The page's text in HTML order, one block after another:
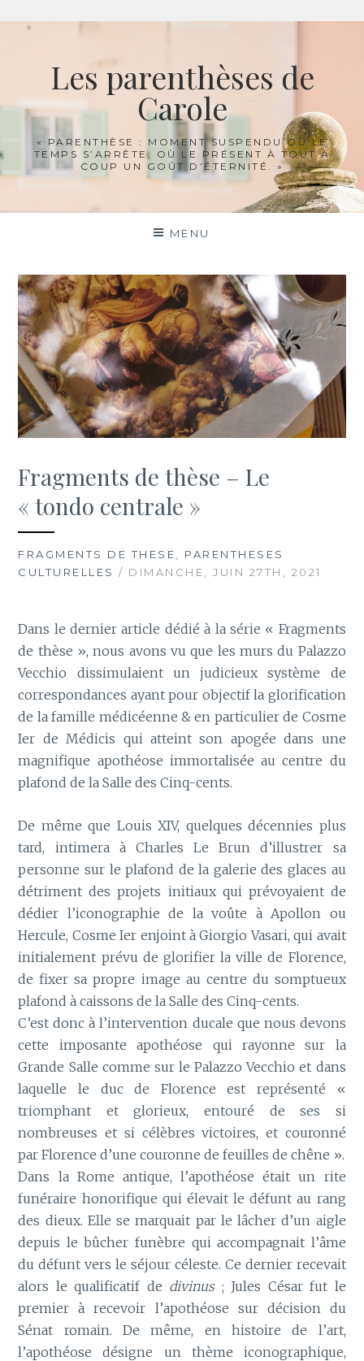
Aller
Les parenthèses de
Carole
« PARENTHÈSE : MOMENT SUSPENDU OÙ LE
TEMPS S’ARRÊTE, OÙ LE PRÉSENT À TOUT À
COUP UN GOÛT D’ÉTERNITÉ. »
MENU
Fragments de thèse – Le
« tondo centrale »
FRAGMENTS DE THESE, PARENTHESES
CULTURELLES / DIMANCHE, JUIN 27TH, 2021
Dans le dernier article dédié à la série « Fragments
de thèse », nous avons vu que les murs du Palazzo
Vecchio dissimulaient un judicieux système de
correspondances ayant pour objectif la glorification
de la famille médicéenne & en particulier de Cosme
Ier de Médicis qui atteint son apogée dans une
magnifique apothéose immortalisée au centre du
plafond de la Salle des Cinq-cents.
De même que Louis XIV, quelques décennies plus
tard, intimera à Charles Le Brun d’illustrer sa
personne sur le plafond de la galerie des glaces au
détriment des projets initiaux qui prévoyaient de
dédier l’iconographie de la voûte à Apollon ou
Hercule, Cosme Ier enjoint à Giorgio Vasari, qui avait
initialement prévu de glorifier la ville de Florence,
de fixer sa propre image au centre du somptueux
plafond à caissons de la Salle des Cinq-cents.
C’est donc à l’intervention ducale que nous devons
cette imposante apothéose qui rayonne sur la
Grande Salle comme sur le Palazzo Vecchio et dans
laquelle le duc de Florence est représenté «
triomphant et glorieux, entouré de ses si
nombreuses et si célèbres victoires, et couronné
par Florence d’une couronne de feuilles de chêne ».
Dans la Rome antique, l’apothéose était un rite
funéraire honorifique qui élevait le défunt au rang
des dieux. Elle se marquait par le lâcher d’un aigle
depuis le bûcher funèbre qui accompagnait l’âme
du défunt vers le séjour céleste. Ce dernier recevait
alors le qualificatif de divinus; Jules César fut le
premier à recevoir l’apothéose sur décision du
Sénat romain. De même, en histoire de l’art,
l’apothéose désigne un thème iconographique,